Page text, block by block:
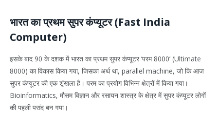
भारत का प्रथम सुपर कंप्यूटर (Fast India
Computer)
इसके बाद 90 के दशक में भारत का प्रथम सुपर कंप्यूटर ‘परम 8000’ (Ultimate
8000) का विकास किया गया, जिसका अर्थ था, parallel machine, जो कि आज
सुपर कंप्यूटर की एक शृंखला है। परम का प्रयोग विभिन्न क्षेत्रों में किया गया।
Bioinformatics, मौसम विज्ञान और रसायन शास्त्र के क्षेत्र में सुपर कंप्यूटर लोगों
की पहली पसंद बन गया।